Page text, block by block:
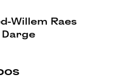
Willem Raes
Darge